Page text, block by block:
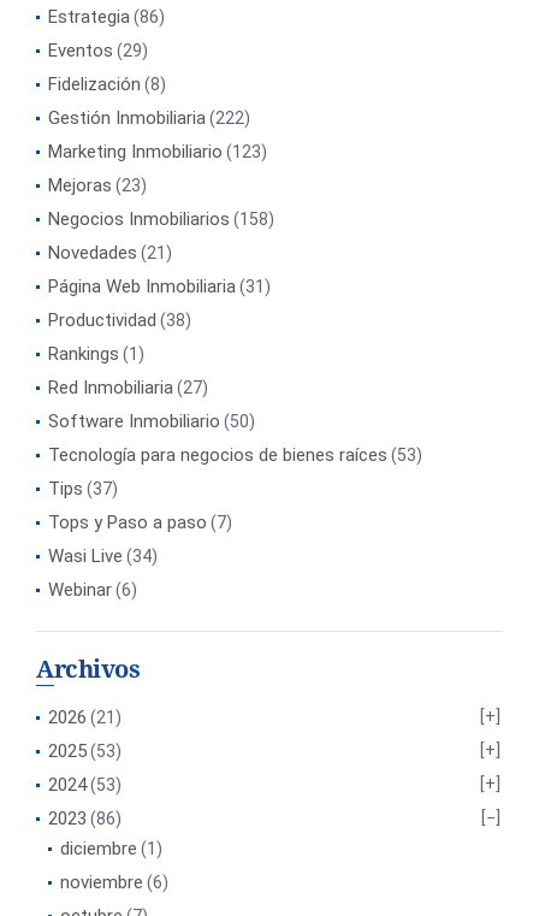
Estrategia(86)
Eventos (29)
Fidelización (8)
Gestión Inmobiliaria(222)
Marketing Inmobiliario (123)
Mejoras (23)
Negocios Inmobiliarios (158)
Novedades (21)
Página Web Inmobiliaria(31)
Productividad (38)
Rankings (1)
Red Inmobiliaria(27)
Software Inmobiliario (50)
Tecnología para negocios de bienes raíces (53)
Tips (37)
Tops y Paso a paso (7)
Wasi Live (34)
Webinar(6)
Archivos
2026 (21)
2025(53)
2024(53)
2023 (86)
diciembre (1)
noviembre (6)